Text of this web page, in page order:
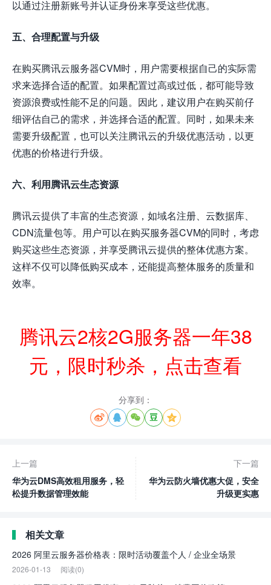
以通过注册新账号并认证身份来享受这些优惠。
五、合理配置与升级
在购买腾讯云服务器CVM时，用户需要根据自己的实际需
求来选择合适的配置。如果配置过高或过低，都可能导致
资源浪费或性能不足的问题。因此，建议用户在购买前仔
细评估自己的需求，并选择合适的配置。同时，如果未来
需要升级配置，也可以关注腾讯云的升级优惠活动，以更
优惠的价格进行升级。
六、利用腾讯云生态资源
腾讯云提供了丰富的生态资源，如域名注册、云数据库、
CDN流量包等。用户可以在购买服务器CVM的同时，考虑
购买这些生态资源，并享受腾讯云提供的整体优惠方案。
这样不仅可以降低购买成本，还能提高整体服务的质量和
效率。
腾讯云2核2G服务器一年38
元，限时秒杀，点击查看
分享到：
    
上一篇
华为云DMS高效租用服务，轻
松提升数据管理效能
下一篇
华为云防火墙优惠大促，安全
升级更实惠
相关文章
2026 阿里云服务器价格表：限时活动覆盖个人 / 企业全场景
2026-01-13 阅读(0)